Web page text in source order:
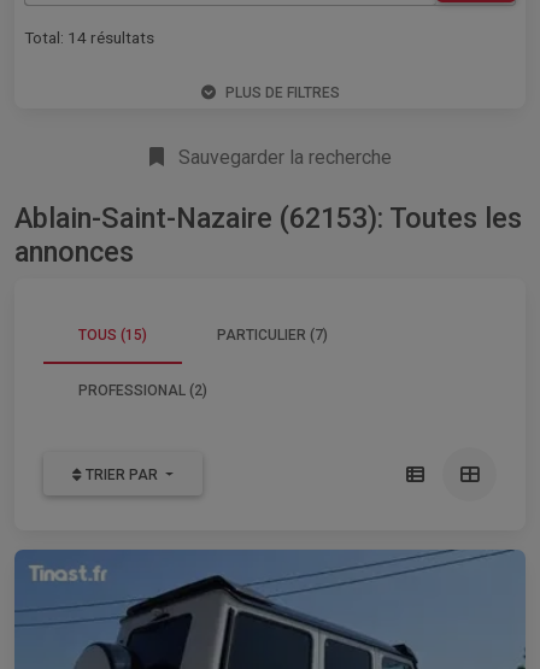
Total: 14 résultats
PLUS DE FILTRES
Sauvegarder la recherche
Ablain-Saint-Nazaire (62153): Toutes les
annonces
TOUS (15) PARTICULIER (7)
PROFESSIONAL (2)
TRIER PAR